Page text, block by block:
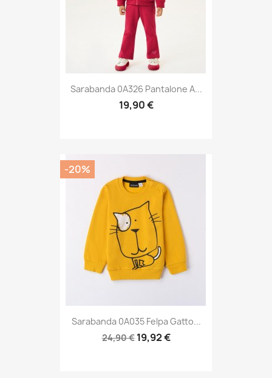
Sarabanda 0A326 Pantalone A...
19,90 €
Sarabanda 0A035 Felpa Gatto...
24,90 € 19,92 €
-20%